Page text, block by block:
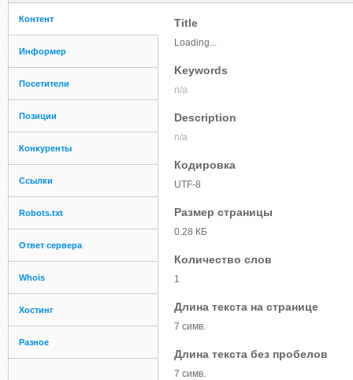
Контент
Информер
Посетители
Позиции
Конкуренты
Ссылки
Robots.txt
Ответ сервера
Whois
Хостинг
Разное
Title
Loading...
Keywords
n/a
Description
n/a
Кодировка
UTF-8
Размер страницы
0.28 КБ
Количество слов
1
Длина текста на странице
7 симв.
Длина текста без пробелов
7 симв.